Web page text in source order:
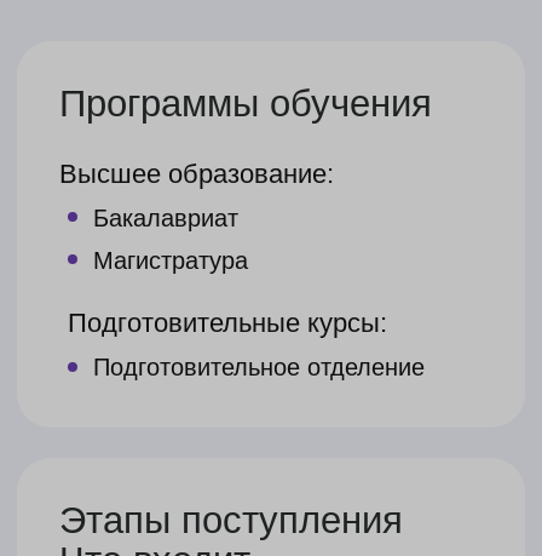
Составим индивидуальный план
прибытия в Австрию
Стоимость
229 900 ₽
Есть возможность
252 900 ₽